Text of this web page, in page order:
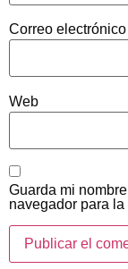
Correo electrónico
Web
Guarda mi
navegador para